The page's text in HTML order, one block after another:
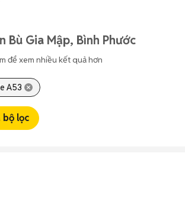
Gia Mập, Bình Phước
để xem nhiều kết quả hơn
A53
lọc